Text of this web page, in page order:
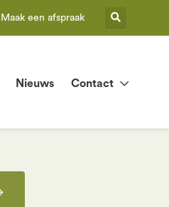
Nieuws Contact
Maak een afspraak